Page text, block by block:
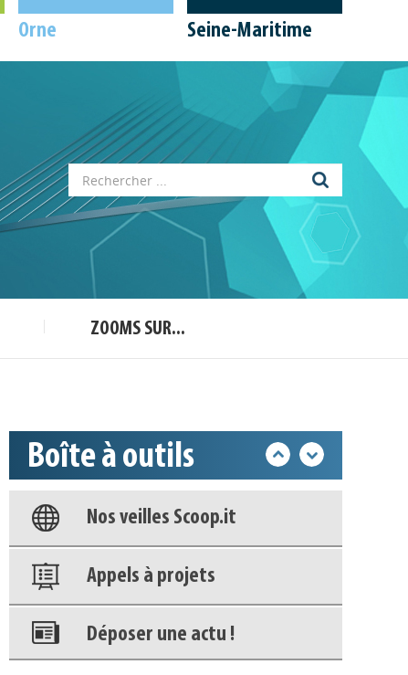
Orne Seine-Maritime
ZOOMS SUR...
Boîte à outils
Appels à projets
Déposer une actu !
Accéder à son compte - (Se
déconnecter)
Nos veilles Scoop.it
Appels à projets
Déposer une actu !
Accéder à son compte - (Se
déconnecter)